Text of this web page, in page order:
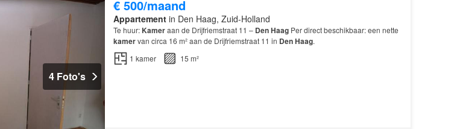
4 Foto's
€ 500/maand
Appartementin Den Haag, Zuid-Holland
Te huur: Kameraan de Drijfriemstraat 11 – Den HaagPer direct beschikbaar: een nette
kamervan circa 16 m² aan de Drijfriemstraat 11 in Den Haag.
1 kamer 15 m²